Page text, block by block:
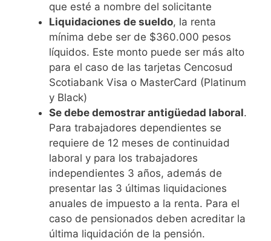
que esté a nombre del solicitante
Liquidaciones de sueldo, la renta
mínima debe ser de $360.000 pesos
líquidos. Este monto puede ser más alto
para el caso de las tarjetas Cencosud
Scotiabank Visa o MasterCard (Platinum
y Black)
Se debe demostrar antigüedad laboral.
Para trabajadores dependientes se
requiere de 12 meses de continuidad
laboral y para los trabajadores
independientes 3 años, además de
presentar las 3 últimas liquidaciones
anuales de impuesto a la renta. Para el
caso de pensionados deben acreditar la
última liquidación de la pensión.